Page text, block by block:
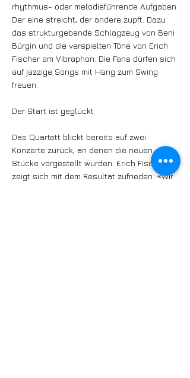
rhythmus- oder melodieführende Aufgaben.
Der eine streicht, der andere zupft. Dazu
das strukturgebende Schlagzeug von Beni
Bürgin und die verspielten Töne von Erich
Fischer am Vibraphon. Die Fans dürfen sich
auf jazzige Songs mit Hang zum Swing
freuen.
Der Start ist geglückt
Das Quartett blickt bereits auf zwei
Konzerte zurück, an denen die neuen
Stücke vorgestellt wurden. Erich Fischer
zeigt sich mit dem Resultat zufrieden: «Wir